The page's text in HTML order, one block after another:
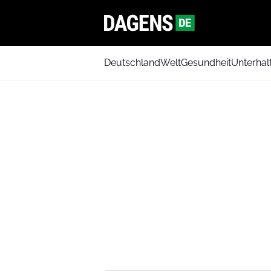
DeutschlandWeltGesundheit